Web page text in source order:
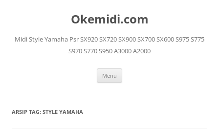
Okemidi.com
Midi Style Yamaha Psr SX920 SX720 SX900 SX700 SX600 S975 S775
S970 S770 S950 A3000 A2000
Menu
ARSIP TAG: STYLE YAMAHA